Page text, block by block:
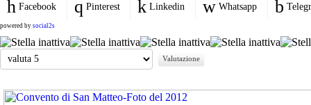
Facebook Pinterest Linkedin Whatsapp
powered by social2s
Valuta